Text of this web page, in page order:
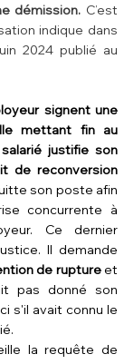
démission. C’est
indique dans
2024 publié au
mettant fin au
justifie son
de reconversion
son poste afin
concurrente à
Ce dernier
Il demande
de rupture et
pas donné son
s'il avait connu le
la requête de